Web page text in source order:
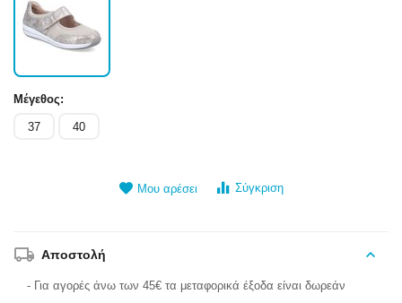
Μέγεθος:
37 40
Μου αρέσει Σύγκριση
Αποστολή
- Για αγορές άνω των 45€ τα μεταφορικά έξοδα είναι δωρεάν